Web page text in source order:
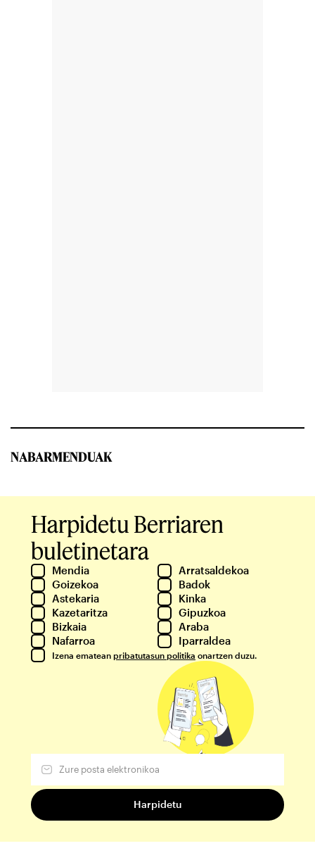
NABARMENDUAK
Harpidetu Berriaren
buletinetara
Mendia
Arratsaldekoa
Goizekoa
Badok
Astekaria
Kinka
Kazetaritza
Gipuzkoa
Bizkaia
Araba
Nafarroa
Iparraldea
Izena ematean pribatutasun politika onartzen duzu.